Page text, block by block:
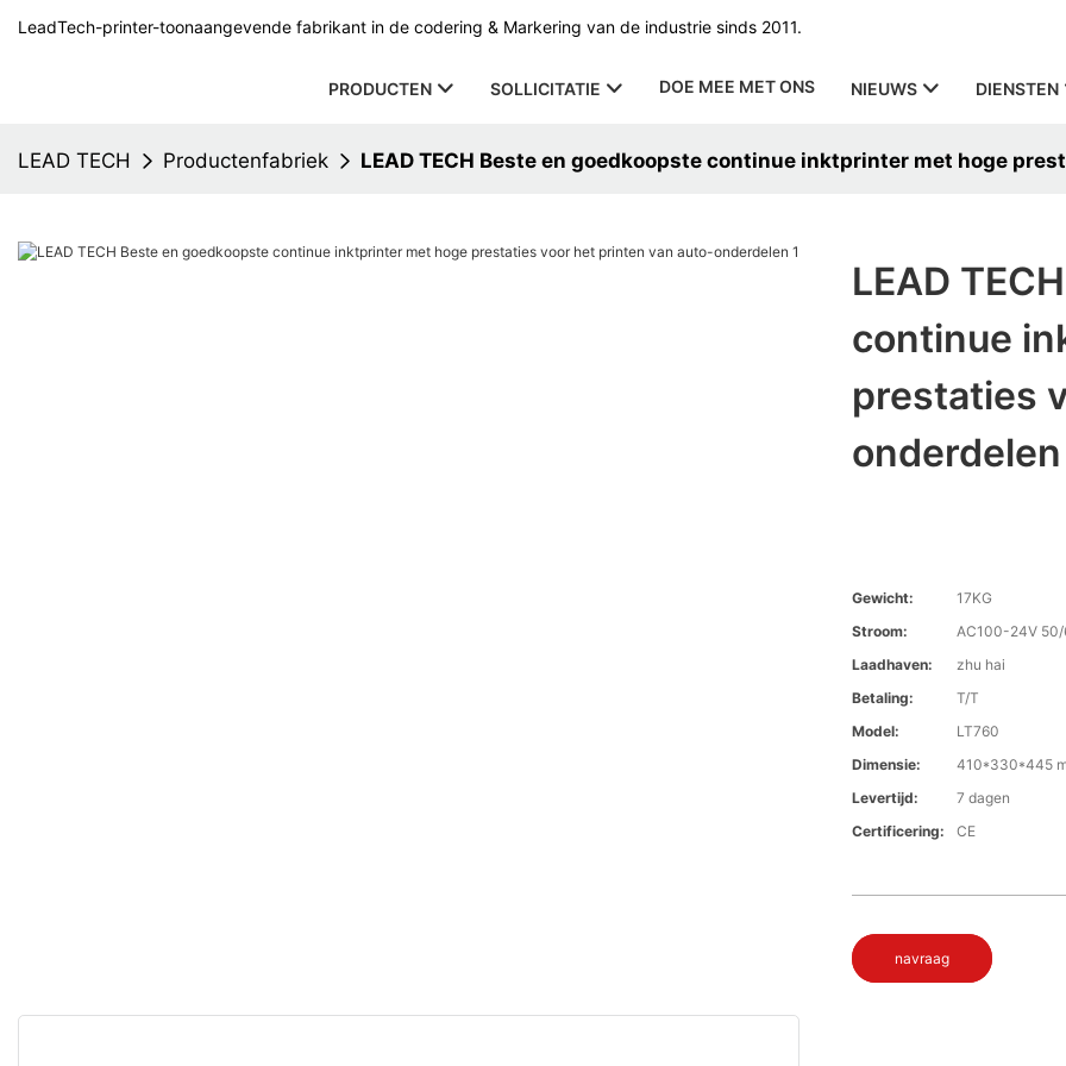
LeadTech-printer-toonaangevende fabrikant in de codering & Markering van de industrie sinds 2011.
PRODUCTEN SOLLICITATIE DOE MEE MET ONS NIEUWS DIENSTEN
LEAD TECH Productenfabriek LEAD TECH Beste en goedkoopste continue inktprinter met hoge
LEAD
continue
prestaties
onderdelen
Gewicht:
17KG
Stroom:
AC100-24V
Laadhaven:
zhu hai
Betaling:
T/T
Model:
LT760
Dimensie:
410*330*445
Levertijd:
7 dagen
Certificering:
CE
navraag